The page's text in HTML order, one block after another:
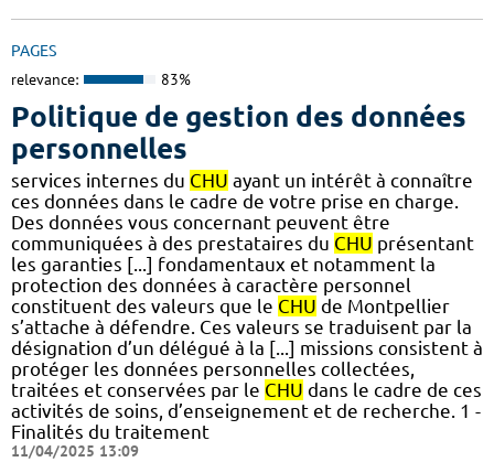
PAGES
relevance: 83%
Politique de gestion des données
personnelles
services internes du CHU ayant un intérêt à connaître
ces données dans le cadre de votre prise en charge.
Des données vous concernant peuvent être
communiquées à des prestataires du CHU présentant
les garanties [...] fondamentaux et notamment la
protection des données à caractère personnel
constituent des valeurs que le CHU de Montpellier
s’attache à défendre. Ces valeurs se traduisent par la
désignation d’un délégué à la [...] missions consistent à
protéger les données personnelles collectées,
traitées et conservées par le CHU dans le cadre de ces
activités de soins, d’enseignement et de recherche. 1 -
Finalités du traitement
11/04/2025 13:09